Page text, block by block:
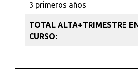
3 primeros años
TOTAL ALTA+TRIMESTRE EN
CURSO: